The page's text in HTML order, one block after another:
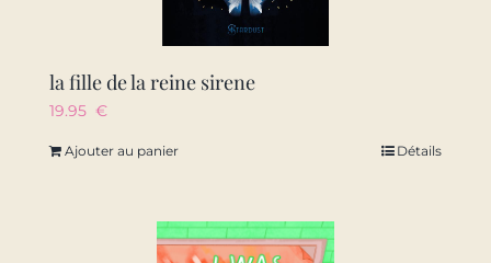
la fille de la reine sirene
19.95 €
Ajouter au panier Détails